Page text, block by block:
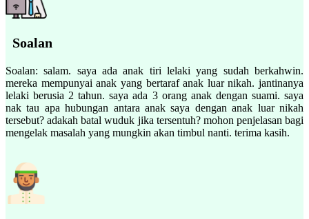
Soalan
Soalan: salam. saya ada anak tiri lelaki yang sudah berkahwin.
mereka mempunyai anak yang bertaraf anak luar nikah. jantinanya
lelaki berusia 2 tahun. saya ada 3 orang anak dengan suami. saya
nak tau apa hubungan antara anak saya dengan anak luar nikah
tersebut? adakah batal wuduk jika tersentuh? mohon penjelasan bagi
mengelak masalah yang mungkin akan timbul nanti. terima kasih.